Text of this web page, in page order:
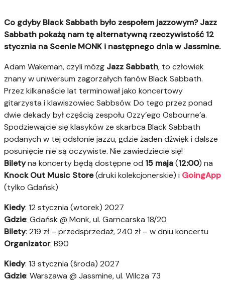
Co gdyby Black Sabbath było zespołem jazzowym? Jazz
Sabbath pokażą nam tę alternatywną rzeczywistość 12
stycznia na Scenie MONK i następnego dnia w Jassmine.
Adam Wakeman, czyli mózg Jazz Sabbath, to człowiek
znany w uniwersum zagorzałych fanów Black Sabbath.
Przez kilkanaście lat terminował jako koncertowy
gitarzysta i klawiszowiec Sabbsów. Do tego przez ponad
dwie dekady był częścią zespołu Ozzy’ego Osbourne’a.
Spodziewajcie się klasyków ze skarbca Black Sabbath
podanych w tej odsłonie jazzu, gdzie żaden dźwięk i dalsze
posunięcie nie są oczywiste. Nie zawiedziecie się!
Biletyna koncerty będą dostępne od 15 maja(12:00) na
Knock Out Music Store(druki kolekcjonerskie) i GoingApp
(tylko Gdańsk)
Kiedy: 12 stycznia (wtorek) 2027
Gdzie: Gdańsk @ Monk, ul. Garncarska 18/20
Bilety: 219 zł – przedsprzedaż, 240 zł – w dniu koncertu
Organizator: B90
Kiedy: 13 stycznia (środa) 2027
Gdzie: Warszawa @ Jassmine, ul. Wilcza 73